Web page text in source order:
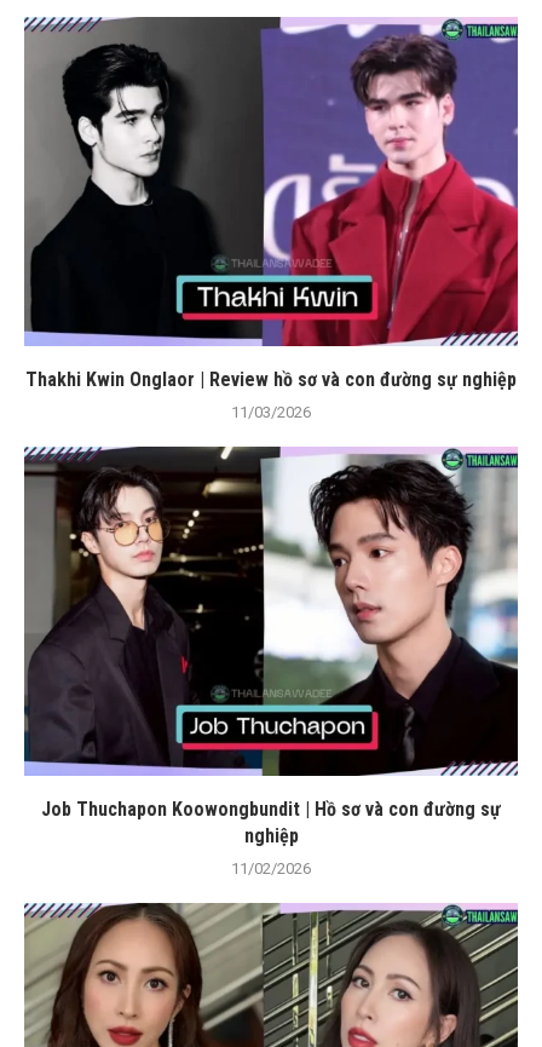
Thakhi Kwin Onglaor | Review hồ sơ và con đường sự nghiệp
11/03/2026
Job Thuchapon Koowongbundit | Hồ sơ và con đường sự
nghiệp
11/02/2026